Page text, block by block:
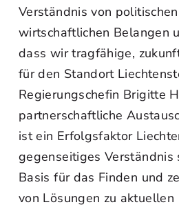
Verständnis von
wirtschaftlichen Belangen
dass wir tragfähige,
für den Standort
Regierungschefin Brigitte
partnerschaftliche
ist ein Erfolgsfaktor
gegenseitiges Verständnis
Basis für das Finden und
von Lösungen zu aktuellen